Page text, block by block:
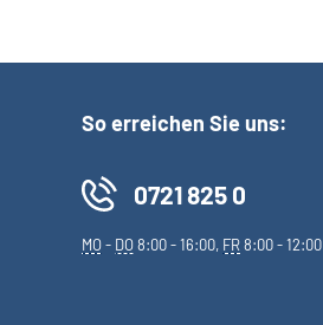
So erreichen Sie uns:
0721 825 0
MO- DO8:00 - 16:00, FR8:00 - 12:00